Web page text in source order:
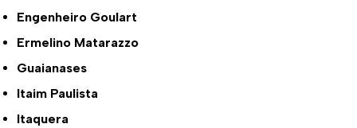
Engenheiro Goulart
Ermelino Matarazzo
Guaianases
Itaim Paulista
Itaquera